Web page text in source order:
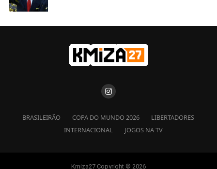
BRASILEIRÃO COPA DO MUNDO 2026
LIBERTADORES
INTERNACIONAL
JOGOS NA TV
Kmiza27 Copyright © 2026